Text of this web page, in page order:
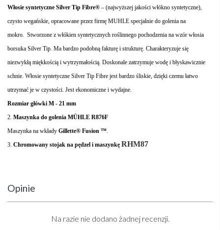
Włosie syntetyczne Silver Tip Fibre® – (najwyższej jakości włókno syntetyczne),
czysto wegańskie, opracowane przez firmę MUHLE specjalnie do golenia na
mokro. Stworzone z włókien syntetycznych roślinnego pochodzenia na wzór włosia
borsuka Silver Tip. Ma bardzo podobną fakturę i strukturę. Charakteryzuje się
niezwykłą miękkością i wytrzymałością. Doskonale zatrzymuje wodę i błyskawicznie
schnie. Włosie syntetyczne Silver Tip Fibre jest bardzo śliskie, dzięki czemu łatwo
utrzymać je w czystości. Jest ekonomiczne i wydajne.
Rozmiar główki M - 21 mm
2. Maszynka do golenia MÜHLE R876F
Maszynka na wkłady Gillette® Fusion ™.
3. Chromowany stojak na pędzel i maszynkę RHM87
Opinie
Na razie nie dodano żadnej recenzji.